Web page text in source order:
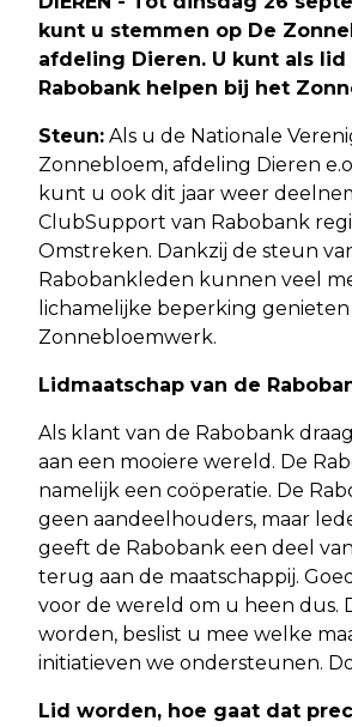
kunt u stemmen op De
afdeling Dieren. U kunt als lid
Rabobank helpen bij het
Steun: Als u de Nationale
Zonnebloem, afdeling Dieren
kunt u ook dit jaar weer
ClubSupport van Rabobank
Omstreken. Dankzij de steun
Rabobankleden kunnen veel
lichamelijke beperking
Zonnebloemwerk.
Lidmaatschap van de
Als klant van de Rabobank
aan een mooiere wereld. De
namelijk een coöperatie. De
geen aandeelhouders, maar
geeft de Rabobank een deel
terug aan de maatschappij.
voor de wereld om u heen dus.
worden, beslist u mee welke
initiatieven we ondersteunen.
Lid worden, hoe gaat dat